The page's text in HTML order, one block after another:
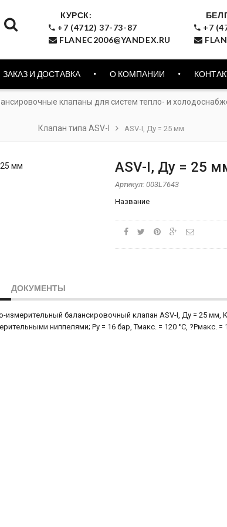
КУРСК:
+7 (4712) 37-73-87
FLANEC2006@YANDEX.RU
+7
ЗАКАЗ И ДОСТАВКА О КОМПАНИИ
клапаны для систем тепло- и
Клапан типа ASV-I ASV-I, Ду = 25 мм
ASV-I, Ду = 25
Артикул: 003L7643
Название
ДОКУМЕНТЫ
измерительный балансировочный клапан ASV-I, Ду = 25 мм,
ниппелями; Ру = 16 бар, Тмакс. = 120 °С, ?Рмакс.